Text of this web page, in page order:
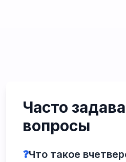
Часто
вопросы
❓Что такое